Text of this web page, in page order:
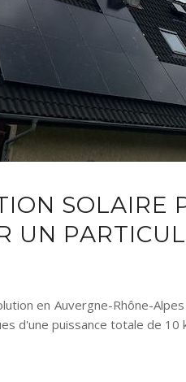
SOLAIRE
UN
en Auvergne-Rhône-
d'une puissance totale de 10